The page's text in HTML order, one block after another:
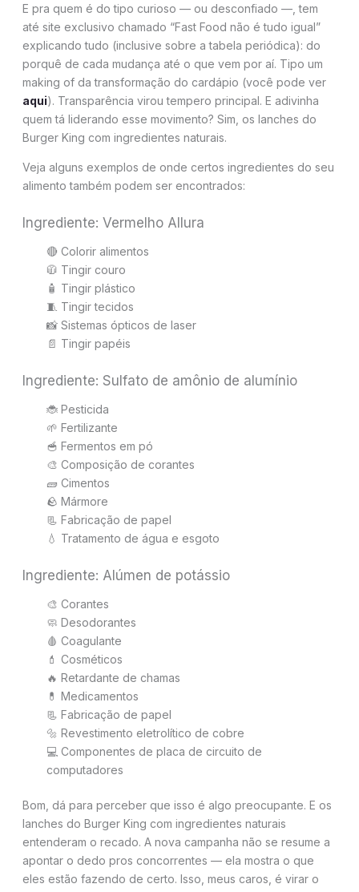
E pra quem é do tipo curioso — ou desconfiado —, tem
até site exclusivo chamado “Fast Food não é tudo igual”
explicando tudo (inclusive sobre a tabela periódica): do
porquê de cada mudança até o que vem por aí. Tipo um
making of da transformação do cardápio (você pode ver
aqui). Transparência virou tempero principal. E adivinha
quem tá liderando esse movimento? Sim, os lanches do
Burger King com ingredientes naturais.
Veja alguns exemplos de onde certos ingredientes do seu
alimento também podem ser encontrados:
Ingrediente: Vermelho Allura
🔴 Colorir alimentos
🧥 Tingir couro
🧴 Tingir plástico
🧵 Tingir tecidos
📸 Sistemas ópticos de laser
📄 Tingir papéis
Ingrediente: Sulfato de amônio de alumínio
🐞 Pesticida
🌱 Fertilizante
🥣 Fermentos em pó
🎨 Composição de corantes
🧱 Cimentos
🪨 Mármore
📃 Fabricação de papel
💧 Tratamento de água e esgoto
Ingrediente: Alúmen de potássio
🎨 Corantes
🧼 Desodorantes
🩸 Coagulante
💄 Cosméticos
🔥 Retardante de chamas
💊 Medicamentos
📃 Fabricação de papel
🔩 Revestimento eletrolítico de cobre
💻 Componentes de placa de circuito de
computadores
Bom, dá para perceber que isso é algo preocupante. E os
lanches do Burger King com ingredientes naturais
entenderam o recado. A nova campanha não se resume a
apontar o dedo pros concorrentes — ela mostra o que
eles estão fazendo de certo. Isso, meus caros, é virar o